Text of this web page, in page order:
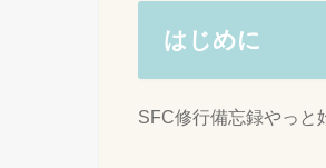
はじめに
SFC修行備忘録やっと